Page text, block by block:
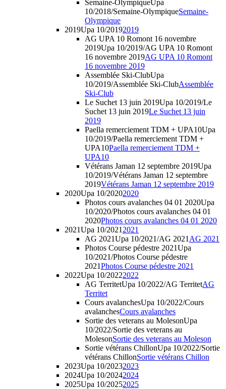
Semaine-OlympiqueUpa
10/2018/Semaine-OlympiqueSemaine-
Olympique
2019Upa 10/20192019
AG UPA 10 Romont 16 novembre
2019Upa 10/2019/AG UPA 10 Romont
16 novembre 2019AG UPA 10 Romont
16 novembre 2019
Assemblée Ski-ClubUpa
10/2019/Assemblée Ski-ClubAssemblée
Ski-Club
Le Suchet 13 juin 2019Upa 10/2019/Le
Suchet 13 juin 2019Le Suchet 13 juin
2019
Paella remerciement TDM + UPA10Upa
10/2019/Paella remerciement TDM +
UPA10Paella remerciement TDM +
UPA10
Vétérans Jaman 12 septembre 2019Upa
10/2019/Vétérans Jaman 12 septembre
2019Vétérans Jaman 12 septembre 2019
2020Upa 10/20202020
Photos cours avalanches 04 01 2020Upa
10/2020/Photos cours avalanches 04 01
2020Photos cours avalanches 04 01 2020
2021Upa 10/2021 2021
AG 2021Upa 10/2021/AG 2021 AG 2021
Photos Course pédestre 2021Upa
10/2021/Photos Course pédestre
2021Photos Course pédestre 2021
2022Upa 10/20222022
AG TerritetUpa 10/2022/AG TerritetAG
Territet
Cours avalanchesUpa 10/2022/Cours
avalanchesCours avalanches
Sortie des veterans au MolesonUpa
10/2022/Sortie des veterans au
MolesonSortie des veterans au Moleson
Sortie vétérans ChillonUpa 10/2022/Sortie
vétérans ChillonSortie vétérans Chillon
2023Upa 10/20232023
2024Upa 10/20242024
2025Upa 10/20252025